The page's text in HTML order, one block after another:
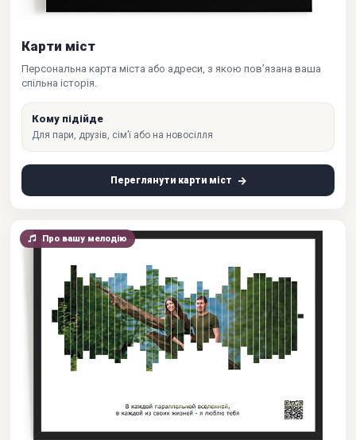
Карти міст
Персональна карта міста або адреси, з якою пов’язана ваша
спільна історія.
Кому підійде
Для пари, друзів, сім’ї або на новосілля
Переглянути карти міст
Про вашу мелодію